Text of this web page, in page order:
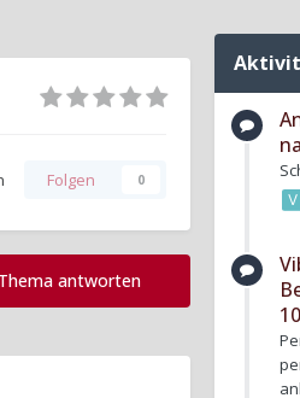
Folgen 0
antworten